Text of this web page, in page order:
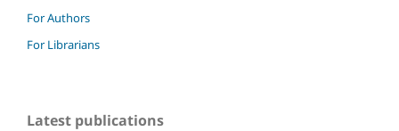
For Authors
For Librarians
Latest publications